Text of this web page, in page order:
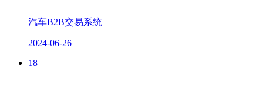
汽车B2B交易系统
2024-06-26
18